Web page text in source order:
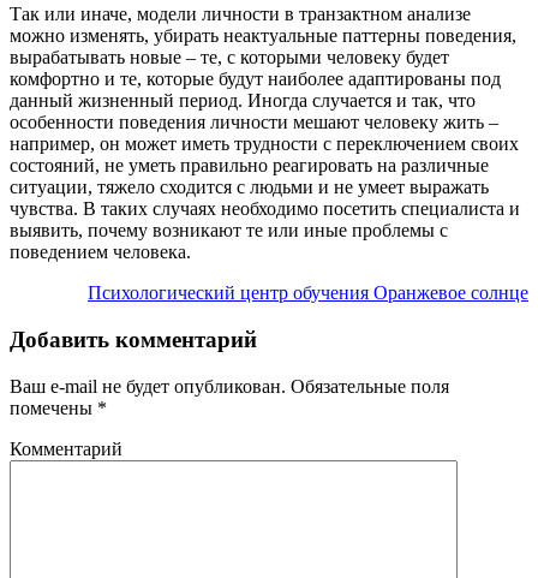
Так или иначе, модели личности в транзактном анализе
можно изменять, убирать неактуальные паттерны поведения,
вырабатывать новые – те, с которыми человеку будет
комфортно и те, которые будут наиболее адаптированы под
данный жизненный период. Иногда случается и так, что
особенности поведения личности мешают человеку жить –
например, он может иметь трудности с переключением своих
состояний, не уметь правильно реагировать на различные
ситуации, тяжело сходится с людьми и не умеет выражать
чувства. В таких случаях необходимо посетить специалиста и
выявить, почему возникают те или иные проблемы с
поведением человека.
Психологический центр обучения Оранжевое солнце
Добавить комментарий
Ваш e-mail не будет опубликован. Обязательные поля
помечены *
Комментарий